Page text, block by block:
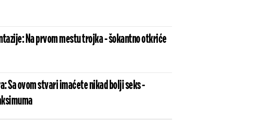
Na prvom mestu trojka - šokantno otkriće
Sa ovom stvari imaćete nikad bolji seks -